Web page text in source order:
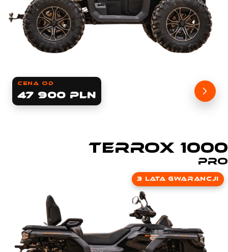
cena od
47 900 PLN
TERROX 1000
Pro
3 lata gwarancji